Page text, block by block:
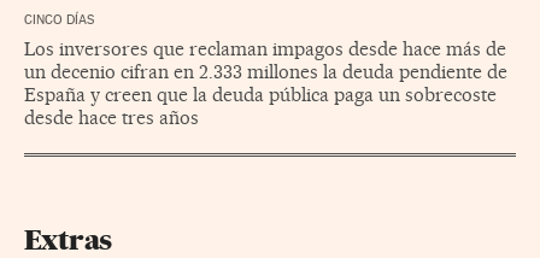
CINCO DÍAS
Los inversores que reclaman impagos desde hace más de
un decenio cifran en 2.333 millones la deuda pendiente de
España y creen que la deuda pública paga un sobrecoste
desde hace tres años
Extras